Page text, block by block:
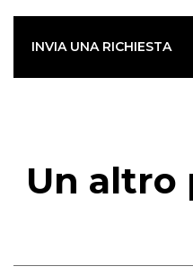
INVIA UNA RICHIESTA
Un altro